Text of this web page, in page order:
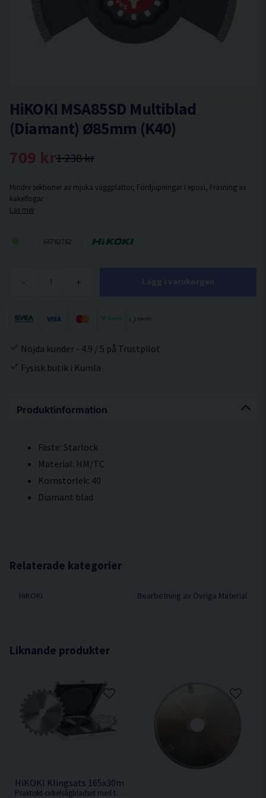
Produktinformation
Fäste: Starlock
Material: HM/TC
Kornstorlek: 40
Diamant blad
Relaterade kategorier
HiKOKI Bearbetning av Övriga Material
HiKOKI MSA85SD Multiblad
(Diamant) Ø85mm (K40)
1 238 kr
709 kr
Mindre sektioner av mjuka väggplattor, Fördjupningar i epoxi, Fräsning av
kakelfogar
Läs mer
66782762
- +
Nöjda kunder - 4.9 / 5 på Trustpilot
Fysisk butik i Kumla
Liknande produkter
HiKOKI Klingsats 165x30mm 14T/24T/40T
Praktiskt cirkelsågbladset med tre klingor i aluminiumlåda